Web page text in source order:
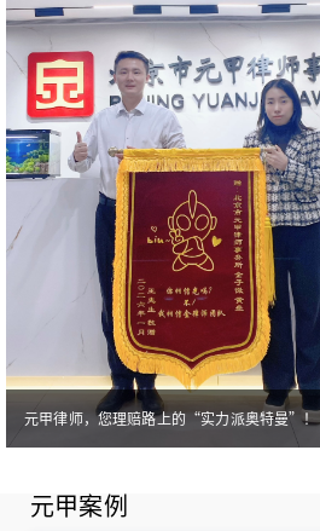
元甲律师，您理赔路上的“实力派奥特曼”！
元甲案例